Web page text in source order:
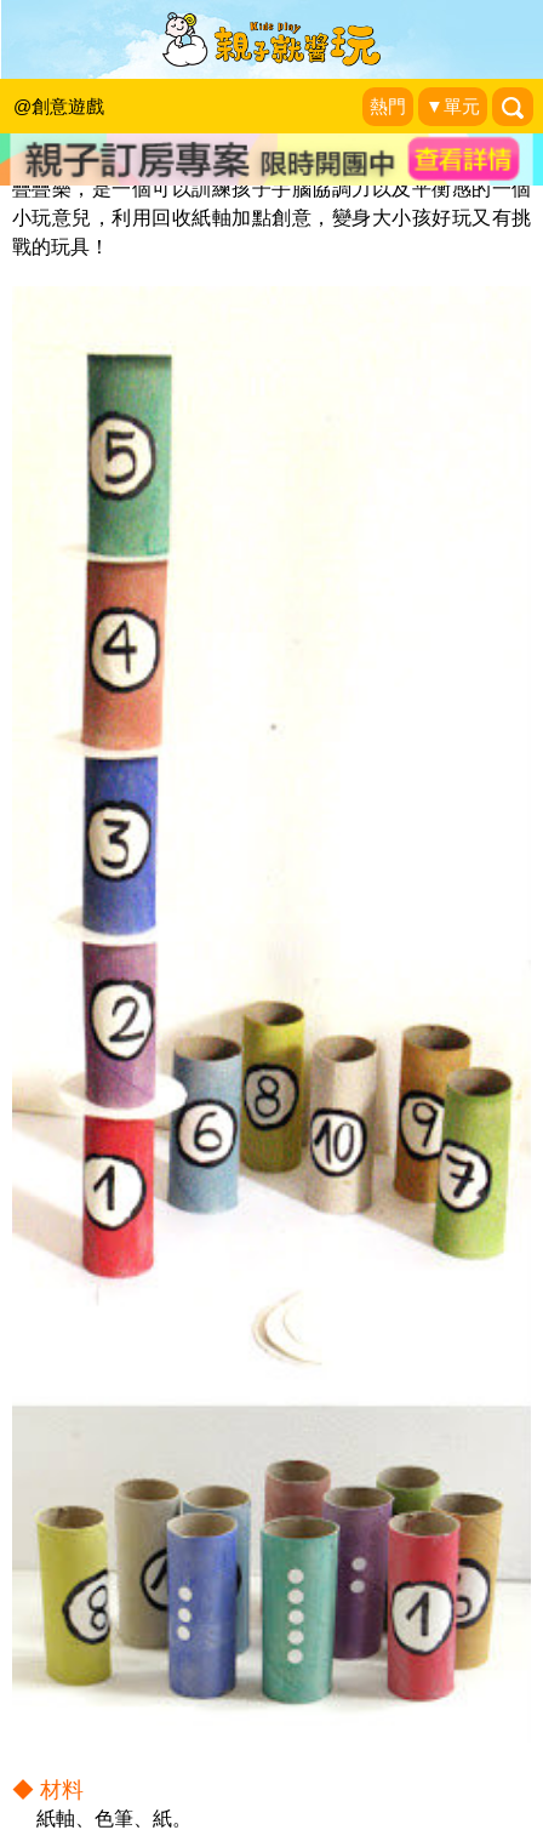
@創意遊戲 熱門 ▼單元
挑戰手部控制力～紙軸疊疊樂
KidsPlay編輯室
疊疊樂，是一個可以訓練孩子手腦協調力以及平衡感的一個
小玩意兒，利用回收紙軸加點創意，變身大小孩好玩又有挑
戰的玩具！
◆ 材料
紙軸、色筆、紙。